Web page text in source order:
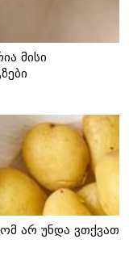
მისი
არ უნდა ვთქვათ